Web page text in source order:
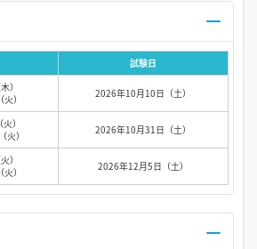
試験日
）
）
2026年10月10日（土）
）
）
2026年10月31日（土）
）
）
2026年12月5日（土）